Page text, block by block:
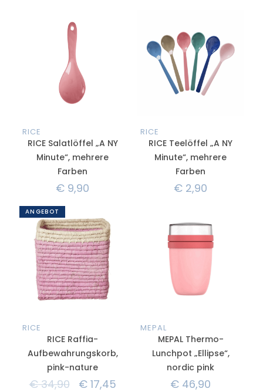
RICE
RICE Salatlöffel „A NY
Minute“, mehrere
Farben
€ 9,90
RICE
RICE Teelöffel „A NY
Minute“, mehrere
Farben
€ 2,90
ANGEBOT
RICE
RICE Raffia-
Aufbewahrungskorb,
pink-nature
€34,90 €17,45
MEPAL
MEPAL Thermo-
Lunchpot „Ellipse“,
nordic pink
€ 46,90